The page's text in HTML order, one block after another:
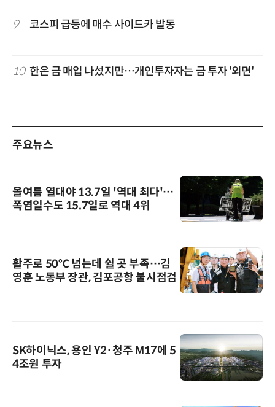
9 코스피 급등에 매수 사이드카 발동
10 한은 금 매입 나섰지만…개인투자자는 금 투자 '외면'
주요뉴스
올여름 열대야 13.7일 '역대 최다'…
폭염일수도 15.7일로 역대 4위
활주로 50℃ 넘는데 쉴 곳 부족…김
영훈 노동부 장관, 김포공항 불시점검
SK하이닉스, 용인 Y2·청주 M17에 5
4조원 투자